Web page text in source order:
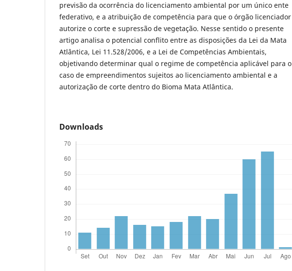
previsão da ocorrência do licenciamento ambiental por um único ente
federativo, e a atribuição de competência para que o órgão licenciador
autorize o corte e supressão de vegetação. Nesse sentido o presente
artigo analisa o potencial conflito entre as disposições da Lei da Mata
Atlântica, Lei 11.528/2006, e a Lei de Competências Ambientais,
objetivando determinar qual o regime de competência aplicável para o
caso de empreendimentos sujeitos ao licenciamento ambiental e a
autorização de corte dentro do Bioma Mata Atlântica.
Downloads